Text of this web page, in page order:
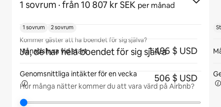
1 sovrum · från 10 807 kr SEK per månad
Kommer gäster att ha boendet för sig själva?
Ja, de har hela boendet för sig själva
Hur många nätter kommer du att vara värd på Airbnb?
1 sovrum 2 sovrum
Månadshyra vid start 1 496 $ USD
Genomsnittliga intäkter fören vecka 506 $ USD